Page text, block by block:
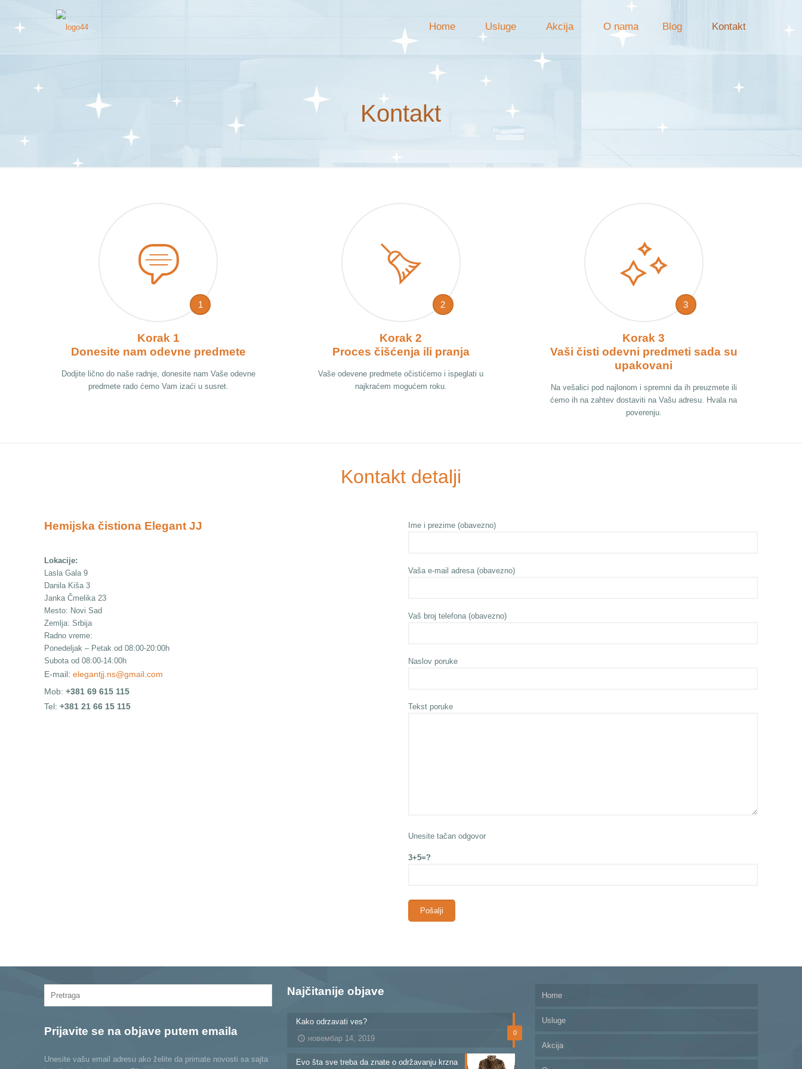
Home Usluge Akcija O nama Blog Kontakt
Kontakt
1
Korak 1
Donesite nam odevne predmete
Dodjite lično do naše radnje, donesite nam Vaše odevne
predmete rado ćemo Vam izaći u susret.
2
Korak 2
Proces čišćenja ili pranja
Vaše odevene predmete očistićemo i ispeglati u
najkraćem mogućem roku.
3
Korak 3
Vaši čisti odevni predmeti sada su
upakovani
Na vešalici pod najlonom i spremni da ih preuzmete ili
ćemo ih na zahtev dostaviti na Vašu adresu. Hvala na
poverenju.
Kontakt detalji
Hemijska čistiona Elegant JJ
Lokacije:
Lasla Gala 9
Danila Kiša 3
Janka Čmelika 23
Mesto: Novi Sad
Zemlja: Srbija
Radno vreme:
Ponedeljak – Petak od 08:00-20:00h
Subota od 08:00-14:00h
E-mail:elegantjj.ns@gmail.com
Mob:+381 69 615 115
Tel:+381 21 66 15 115
Ime i prezime (obavezno)
Vaša e-mail adresa (obavezno)
Vaš broj telefona (obavezno)
Naslov poruke
Tekst poruke
Unesite tačan odgovor
3+5=?
Prijavite se na objave putem emaila
Unesite vašu email adresu ako želite da primate novosti sa sajta
Najčitanije objave
0
Kako odrzavati ves?
новембар 14, 2019
Evo šta sve treba da znate o održavanju krzna
Home
Usluge
Akcija